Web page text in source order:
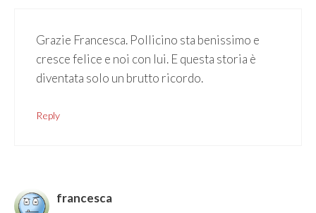
Grazie Francesca. Pollicino sta benissimo e
cresce felice e noi con lui. E questa storia è
diventata solo un brutto ricordo.
Reply
francesca